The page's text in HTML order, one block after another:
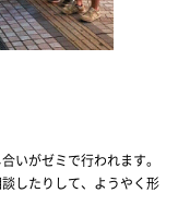
いがゼミで行われます。
したりして、ようやく形